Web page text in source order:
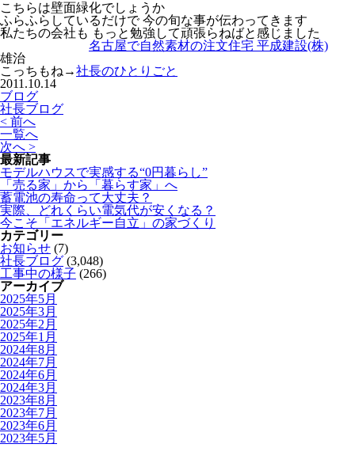
こちらは壁面緑化でしょうか
ふらふらしているだけで 今の旬な事が伝わってきます
私たちの会社も もっと勉強して頑張らねばと感じました
名古屋で自然素材の注文住宅 平成建設(株)
雄治
こっちもね→社長のひとりごと
2011.10.14
ブログ
社長ブログ
< 前へ
一覧へ
次へ >
最新記事
モデルハウスで実感する“0円暮らし”
「売る家」から「暮らす家」へ
蓄電池の寿命って大丈夫？
実際、どれくらい電気代が安くなる？
今こそ「エネルギー自立」の家づくり
カテゴリー
お知らせ (7)
社長ブログ (3,048)
工事中の様子 (266)
アーカイブ
2025年5月
2025年3月
2025年2月
2025年1月
2024年8月
2024年7月
2024年6月
2024年3月
2023年8月
2023年7月
2023年6月
2023年5月